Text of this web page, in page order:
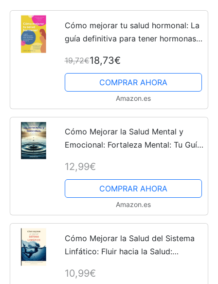
Cómo mejorar tu salud hormonal: La
guía definitiva para tener hormonas
19,72€18,73€
COMPRAR AHORA
Amazon.es
Cómo Mejorar la Salud Mental y
Emocional: Fortaleza Mental: Tu Guía
12,99€
COMPRAR AHORA
Amazon.es
Cómo Mejorar la Salud del Sistema
Linfático: Fluir hacia la Salud:
10,99€